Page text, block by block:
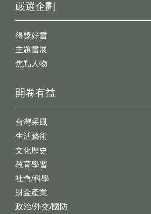
開卷有益
台灣采風
生活藝術
文化歷史
教育學習
社會/科學
財金產業
政治/外交/國防
嚴選企劃
得獎好書
主題書展
焦點人物